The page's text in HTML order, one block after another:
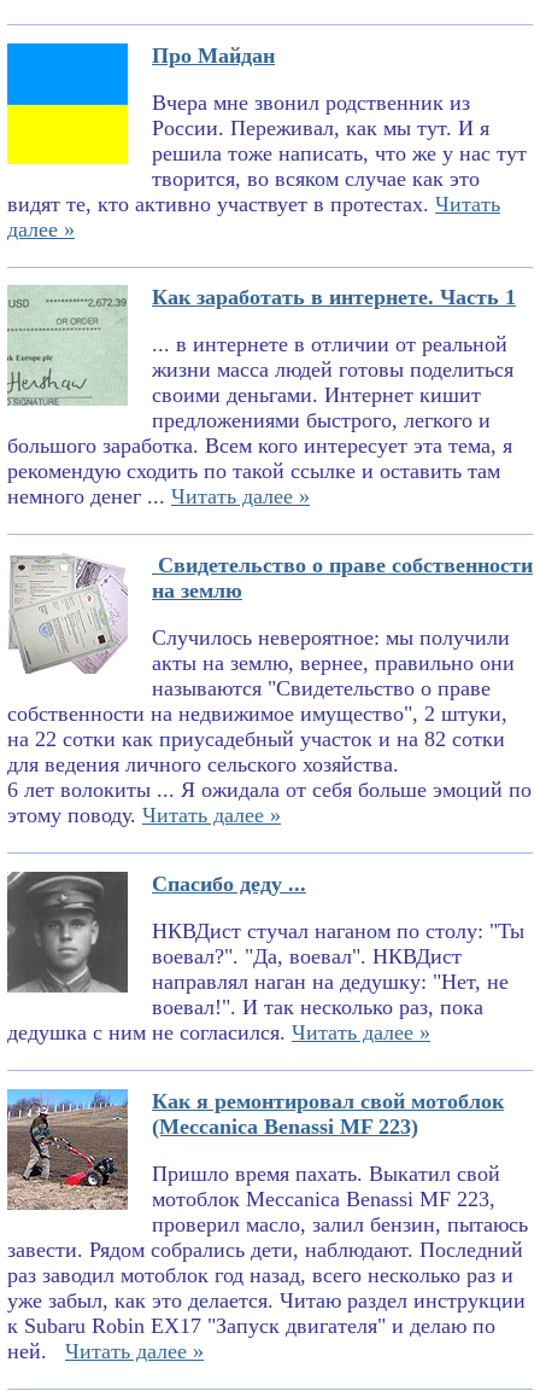
Про Майдан
Вчера мне звонил родственник из
России. Переживал, как мы тут. И я
решила тоже написать, что же у нас тут
творится, во всяком случае как это
видят те, кто активно участвует в протестах. Читать
далее »
Как заработать в интернете. Часть 1
... в интернете в отличии от реальной
жизни масса людей готовы поделиться
своими деньгами. Интернет кишит
предложениями быстрого, легкого и
большого заработка. Всем кого интересует эта тема, я
рекомендую сходить по такой ссылке и оставить там
немного денег ... Читать далее »
Свидетельство о праве собственности
на землю
Случилось невероятное: мы получили
акты на землю, вернее, правильно они
называются "Свидетельство о праве
собственности на недвижимое имущество", 2 штуки,
на 22 сотки как приусадебный участок и на 82 сотки
для ведения личного сельского хозяйства.
6 лет волокиты ... Я ожидала от себя больше эмоций по
этому поводу. Читать далее »
Спасибо деду ...
НКВДист стучал наганом по столу: "Ты
воевал?". "Да, воевал". НКВДист
направлял наган на дедушку: "Нет, не
воевал!". И так несколько раз, пока
дедушка с ним не согласился. Читать далее »
Как я ремонтировал свой мотоблок
(Meccanica Benassi MF 223)
Пришло время пахать. Выкатил свой
мотоблок Meccanica Benassi MF 223,
проверил масло, залил бензин, пытаюсь
завести. Рядом собрались дети, наблюдают. Последний
раз заводил мотоблок год назад, всего несколько раз и
уже забыл, как это делается. Читаю раздел инструкции
к Subaru Robin EX17 "Запуск двигателя" и делаю по
ней.
Читать далее »